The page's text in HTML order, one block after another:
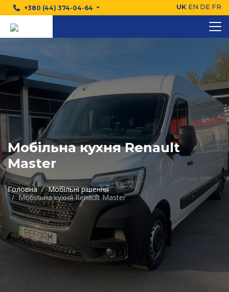
+380 (44) 374-04-64 UK EN DE FR
Мобільна кухня Renault
Master
Головна
Мобільні рішення
Мобільна кухня Renault Master